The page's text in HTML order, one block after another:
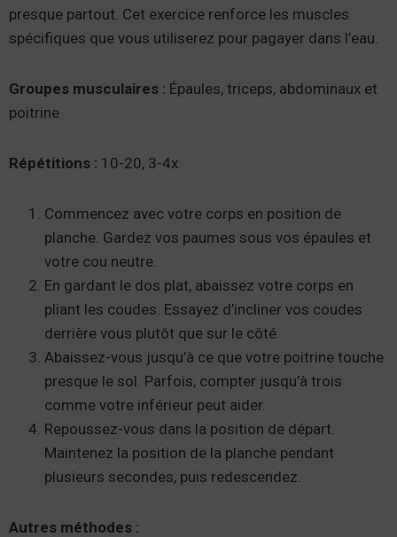
presque partout. Cet exercice renforce les muscles
spécifiques que vous utiliserez pour pagayer dans l’eau.
Groupes musculaires : Épaules, triceps, abdominaux et
poitrine
Répétitions : 10-20, 3-4x
Commencez avec votre corps en position de
planche. Gardez vos paumes sous vos épaules et
votre cou neutre.
En gardant le dos plat, abaissez votre corps en
pliant les coudes. Essayez d’incliner vos coudes
derrière vous plutôt que sur le côté.
Abaissez-vous jusqu’à ce que votre poitrine touche
presque le sol. Parfois, compter jusqu’à trois
comme votre inférieur peut aider.
Repoussez-vous dans la position de départ.
Maintenez la position de la planche pendant
plusieurs secondes, puis redescendez.
Autres méthodes :